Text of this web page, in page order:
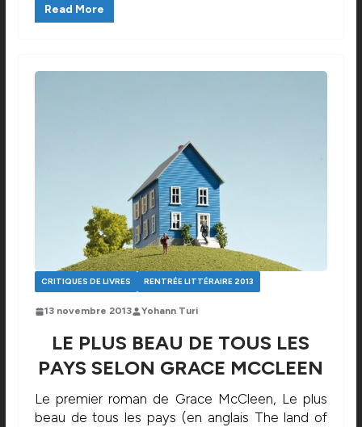
Read More
CRITIQUES DE LIVRES RENTRÉE LITTÉRAIRE 2013
13 novembre 2013 Yohann Turi
LE PLUS BEAU DE TOUS LES
PAYS SELON GRACE MCCLEEN
Le premier roman de Grace McCleen, Le plus
beau de tous les pays (en anglais The land of